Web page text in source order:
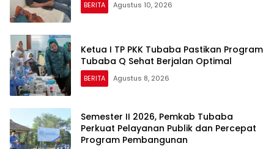
BERITA Agustus 10, 2026
Ketua I TP PKK Tubaba Pastikan Program
Tubaba Q Sehat Berjalan Optimal
BERITA Agustus 8, 2026
Semester II 2026, Pemkab Tubaba
Perkuat Pelayanan Publik dan Percepat
Program Pembangunan